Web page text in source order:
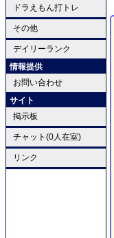
ドラえもん打トレ
その他
デイリーランク
情報提供
お問い合わせ
サイト
掲示板
チャット(0人在室)
リンク